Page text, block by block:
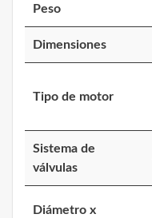
Peso
Dimensiones
Tipo de motor
Sistema de
válvulas
Diámetro x